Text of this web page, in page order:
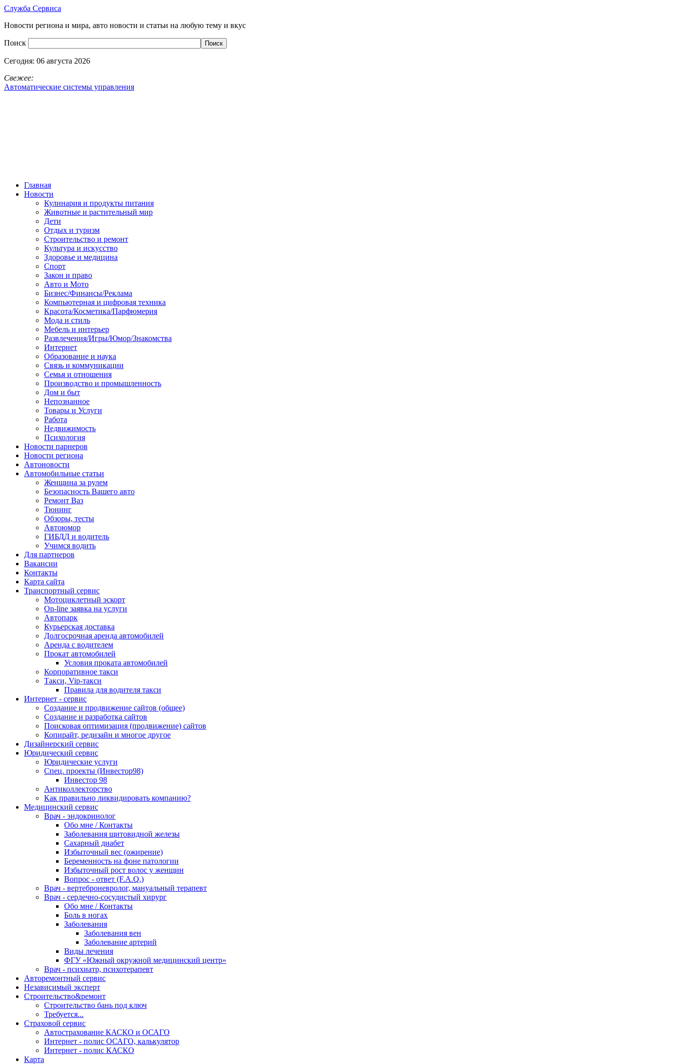
Служба Сервиса
Новости региона и мира, авто новости и статьи на любую тему и вкус
Поиск
Сегодня: 06 августа 2026
Свежее:
Автоматические системы управления
Главная
Новости
Кулинария и продукты питания
Животные и растительный мир
Дети
Отдых и туризм
Строительство и ремонт
Культура и искусство
Здоровье и медицина
Спорт
Закон и право
Авто и Мото
Бизнес/Финансы/Реклама
Компьютерная и цифровая техника
Красота/Косметика/Парфюмерия
Мода и стиль
Мебель и интерьер
Развлечения/Игры/Юмор/Знакомства
Интернет
Образование и наука
Связь и коммуникации
Семья и отношения
Производство и промышленность
Дом и быт
Непознанное
Товары и Услуги
Работа
Недвижимость
Психология
Новости парнеров
Новости региона
Автоновости
Автомобильные статьи
Женщина за рулем
Безопасность Вашего авто
Ремонт Ваз
Тюнинг
Обзоры, тесты
Автоюмор
ГИБДД и водитель
Учимся водить
Для партнеров
Вакансии
Контакты
Карта сайта
Транспортный сервис
Мотоциклетный эскорт
On-line заявка на услуги
Автопарк
Курьерская доставка
Долгосрочная аренда автомобилей
Аренда с водителем
Прокат автомобилей
Условия проката автомобилей
Корпоративное такси
Такси, Vip-такси
Правила для водителя такси
Интернет - сервис
Создание и продвижение сайтов (общее)
Создание и разработка сайтов
Поисковая оптимизация (продвижение) сайтов
Копирайт, редизайн и многое другое
Дизайнерский сервис
Юридический сервис
Юридические услуги
Спец. проекты (Инвестор98)
Инвестор 98
Антиколлекторство
Как правильно ликвидировать компанию?
Медицинский сервис
Врач - эндокринолог
Обо мне / Контакты
Заболевания щитовидной железы
Сахарный диабет
Избыточный вес (ожирение)
Беременность на фоне патологии
Избыточный рост волос у женщин
Вопрос - ответ (F.A.Q.)
Врач - вертеброневролог, мануальный терапевт
Врач - сердечно-сосудистый хирург
Обо мне / Контакты
Боль в ногах
Заболевания
Заболевания вен
Заболевание артерий
Виды лечения
ФГУ «Южный окружной медицинский центр»
Врач - психиатр, психотерапевт
Авторемонтный сервис
Независимый эксперт
Строительство&ремонт
Строительство бань под ключ
Требуется...
Страховой сервис
Автострахование КАСКО и ОСАГО
Интернет - полис ОСАГО, калькулятор
Интернет - полис КАСКО
Карта